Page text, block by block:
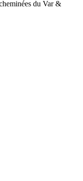
du Var &